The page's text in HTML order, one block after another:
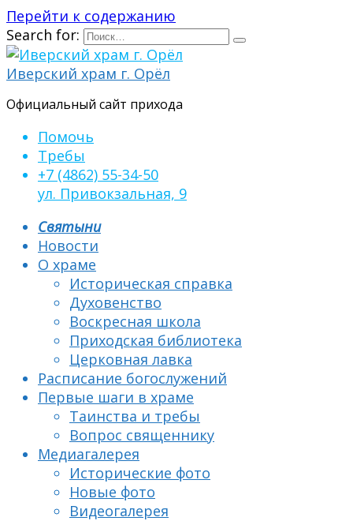
Перейти к содержанию
Search for:
Иверский храм г. Орёл
Официальный сайт прихода
Помочь
Требы
+7 (4862) 55-34-50
ул. Привокзальная, 9
Святыни
Новости
О храме
Историческая справка
Духовенство
Воскресная школа
Приходская библиотека
Церковная лавка
Расписание богослужений
Первые шаги в храме
Таинства и требы
Вопрос священнику
Медиагалерея
Исторические фото
Новые фото
Видеогалерея